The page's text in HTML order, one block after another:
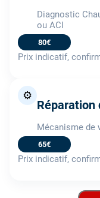
Diagnostic
ou ACI
80€
Prix indicatif,
⚙️
Réparation
Mécanisme de
65€
Prix indicatif,